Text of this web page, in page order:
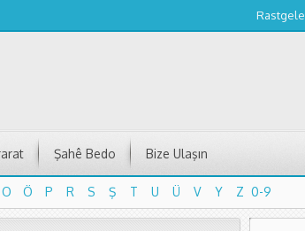
Rastgele
Şahê Bedo Bize Ulaşın
O Ö P R S Ş T U Ü V Y Z 0-9
O Ö P R S Ş T U Ü V Y Z 0-9